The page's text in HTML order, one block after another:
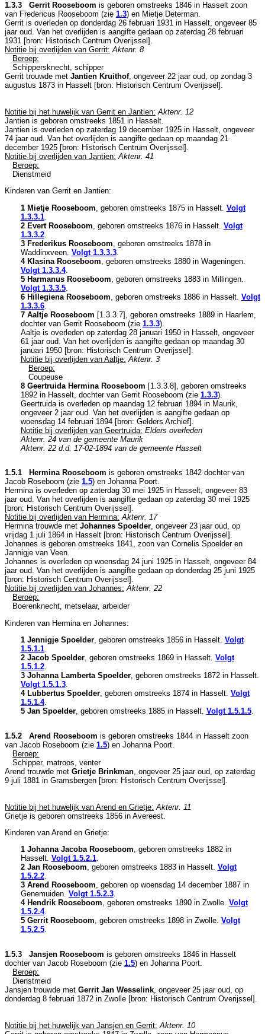
1.3.3 Gerrit Rooseboom is geboren omstreeks 1846 in Hasselt zoon
van Fredericus Rooseboom (zie 1.3) en Mietje Determan.
Gerrit is overleden op donderdag 26 februari 1931 in Hasselt, ongeveer 85
jaar oud. Van het overlijden is aangifte gedaan op zaterdag 28 februari
1931 [bron: Historisch Centrum Overijssel ].
Notitie bij overlijden van Gerrit: Aktenr. 8
Beroep:
Schippersknecht, schipper
Gerrit trouwde met Jantien Kruithof, ongeveer 22 jaar oud, op zondag 3
augustus 1873 in Hasselt [bron: Historisch Centrum Overijssel ].
Notitie bij het huwelijk van Gerrit en Jantien: Aktenr. 12
Jantien is geboren omstreeks 1851 in Hasselt.
Jantien is overleden op zaterdag 19 december 1925 in Hasselt, ongeveer
74 jaar oud. Van het overlijden is aangifte gedaan op maandag 21
december 1925 [bron: Historisch Centrum Overijssel ].
Notitie bij overlijden van Jantien: Aktenr. 41
Beroep:
Dienstmeid
Kinderen van Gerrit en Jantien:
1 Mietje Rooseboom , geboren omstreeks 1875 in Hasselt. Volgt
1.3.3.1.
2 Evert Rooseboom , geboren omstreeks 1876 in Hasselt. Volgt
1.3.3.2.
3 Frederikus Rooseboom , geboren omstreeks 1878 in
Waddinxveen. Volgt 1.3.3.3.
4 Klasina Rooseboom , geboren omstreeks 1880 in Wageningen.
Volgt 1.3.3.4.
5 Harmanus Rooseboom , geboren omstreeks 1883 in Millingen.
Volgt 1.3.3.5.
6 Hillegiena Rooseboom , geboren omstreeks 1886 in Hasselt. Volgt
1.3.3.6.
7 Aaltje Rooseboom [1.3.3.7], geboren omstreeks 1889 in Haarlem
dochter van Gerrit Rooseboom (zie 1.3.3).
Aaltje is overleden op zaterdag 28 januari 1950 in Hasselt, ongeveer
61 jaar oud. Van het overlijden is aangifte gedaan op maandag 30
januari 1950 [bron: Historisch Centrum Overijssel].
Notitie bij overlijden van Aaltje: Aktenr. 3
Beroep:
Coupeuse
8 Geertruida Hermina Rooseboom [1.3.3.8], geboren omstreeks
1892 in Hasselt, dochter van Gerrit Rooseboom (zie 1.3.3).
Geertruida is overleden op maandag 12 februari 1894 in Maurik
ongeveer 2 jaar oud. Van het overlijden is aangifte gedaan op
woensdag 14 februari 1894 [bron: Gelders Archief].
Notitie bij overlijden van Geertruida: Elders overleden
Aktenr. 24 van de gemeente Maurik
Aktenr. 22 d.d. 17-02-1894 van de gemeente Hasselt
1.5.1 Hermina Rooseboom is geboren omstreeks 1842 dochter van
Jacob Roseboom (zie 1.5) en Johanna Poort.
Hermina is overleden op zaterdag 30 mei 1925 in Hasselt, ongeveer 83
jaar oud. Van het overlijden is aangifte gedaan op zaterdag 30 mei 1925
[bron: Historisch Centrum Overijssel ].
Notitie bij overlijden van Hermina: Aktenr. 17
Hermina trouwde met Johannes Spoelder, ongeveer 23 jaar oud, op
vrijdag 1 juli 1864 in Hasselt [bron: Historisch Centrum Overijssel ].
Johannes is geboren omstreeks 1841, zoon van Cornelis Spoelder en
Jannigje van Veen.
Johannes is overleden op woensdag 24 juni 1925 in Hasselt, ongeveer 84
jaar oud. Van het overlijden is aangifte gedaan op donderdag 25 juni 1925
[bron: Historisch Centrum Overijssel ].
Notitie bij overlijden van Johannes: Aktenr. 22
Beroep:
Boerenknecht, metselaar, arbeider
Kinderen van Hermina en Johannes:
1 Jennigje Spoelder, geboren omstreeks 1856 in Hasselt. Volgt
1.5.1.1.
2 Jacob Spoelder, geboren omstreeks 1869 in Hasselt. Volgt
1.5.1.2.
3 Johanna Lamberta Spoelder, geboren omstreeks 1872 in Hasselt.
Volgt 1.5.1.3.
4 Lubbertus Spoelder, geboren omstreeks 1874 in Hasselt. Volgt
1.5.1.4.
5 Jan Spoelder, geboren omstreeks 1885 in Hasselt. Volgt 1.5.1.5.
1.5.2 Arend Rooseboom is geboren omstreeks 1844 in Hasselt zoon
van Jacob Roseboom (zie 1.5) en Johanna Poort.
Beroep:
Schipper, matroos, venter
Arend trouwde met Grietje Brinkman , ongeveer 25 jaar oud, op zaterdag
9 juli 1881 in Gramsbergen [bron: Historisch Centrum Overijssel].
Notitie bij het huwelijk van Arend en Grietje: Aktenr. 11
Grietje is geboren omstreeks 1856 in Avereest
Kinderen van Arend en Grietje:
1 Johanna Jacoba Rooseboom, geboren omstreeks 1882 in
Hasselt. Volgt 1.5.2.1.
2 Jan Rooseboom, geboren omstreeks 1883 in Hasselt. Volgt
1.5.2.2.
3 Arend Rooseboom, geboren op woensdag 14 december 1887 in
Genemuiden. Volgt 1.5.2.3.
4 Hendrik Rooseboom, geboren omstreeks 1890 in Zwolle. Volgt
1.5.2.4.
5 Gerrit Rooseboom, geboren omstreeks 1898 in Zwolle. Volgt
1.5.2.5.
1.5.3 Jansjen Rooseboom is geboren omstreeks 1846 in Hasselt
dochter van Jacob Roseboom (zie 1.5) en Johanna Poort.
Beroep:
Dienstmeid
Jansjen trouwde met Gerrit Jan Wesselink , ongeveer 25 jaar oud, op
donderdag 8 februari 1872 in Zwolle [bron: Historisch Centrum Overijssel ].
Notitie bij het huwelijk van Jansjen en Gerrit: Aktenr. 10